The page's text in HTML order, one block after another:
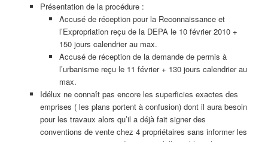
Présentation de la procédure :
Accusé de réception pour la Reconnaissance et
l’Expropriation reçu de la DEPA le 10 février 2010 +
150 jours calendrier au max.
Accusé de réception de la demande de permis à
l’urbanisme reçu le 11 février + 130 jours calendrier au
max.
Idélux ne connaît pas encore les superficies exactes des
emprises ( les plans portent à confusion) dont il aura besoin
pour les travaux alors qu’il a déjà fait signer des
conventions de vente chez 4 propriétaires sans informer les